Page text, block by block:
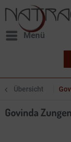
Menü
Übersicht
Govinda